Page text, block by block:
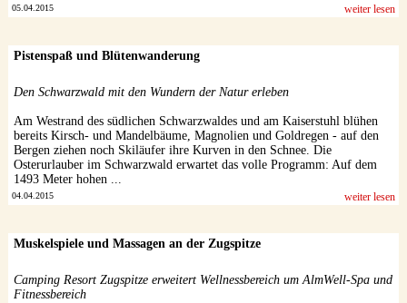
05.04.2015 weiter lesen
Pistenspaß und Blütenwanderung
Den Schwarzwald mit den Wundern der Natur erleben
Am Westrand des südlichen Schwarzwaldes und am Kaiserstuhl blühen
bereits Kirsch- und Mandelbäume, Magnolien und Goldregen - auf den
Bergen ziehen noch Skiläufer ihre Kurven in den Schnee. Die
Osterurlauber im Schwarzwald erwartet das volle Programm: Auf dem
1493 Meter hohen ...
04.04.2015 weiter lesen
Muskelspiele und Massagen an der Zugspitze
Camping Resort Zugspitze erweitert Wellnessbereich um AlmWell-Spa und
Fitnessbereich